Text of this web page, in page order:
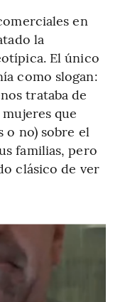
en
la
El único
como slogan:
trataba de
que
o no) sobre el
familias, pero
clásico de ver